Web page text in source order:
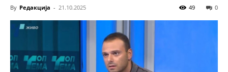
By Редакција - 21.10.2025 0
49